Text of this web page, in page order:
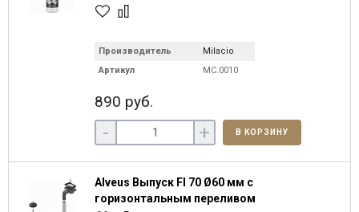
Производитель
Milacio
Артикул
MC.0010
890 руб.
- + В КОРЗИНУ
Alveus Выпуск FI 70 Ø60 мм с
горизонтальным переливом